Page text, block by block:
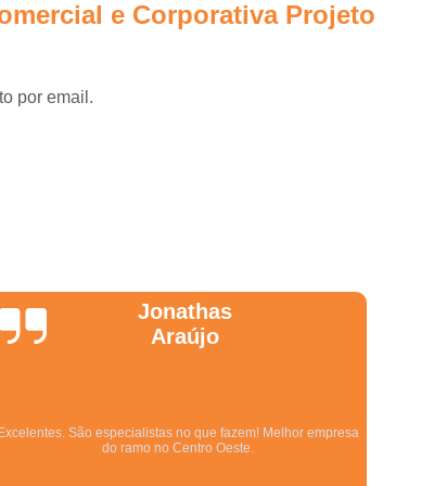
Empresa
Empresa para
Gerenciamento de
e Corporativa Projeto
por email.
Wanessa
Marques
Equipe qualificada, atendimento muito pontual e de forma
organizada. Preza pela qualidade, bom gosto e preço justo.